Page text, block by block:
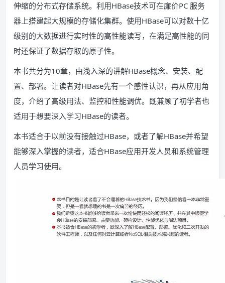
伸缩的分布式存储系统。利用HBase技术可在廉价PC 服务
器上搭建起大规模的存储化集群。使用HBase可以对数十亿
级别的大数据进行实时性的高性能读写，在满足高性能的同
时还保证了数据存取的原子性。
本书共分为10章，由浅入深的讲解HBase概念、安装、配
置、部署。让读者对HBase先有一个感性认识，再从应用角
度，介绍了高级用法、监控和性能调优。既兼顾了初学者也
适用于想要深入学习HBase的读者。
本书适合于以前没有接触过HBase，或者了解HBase并希望
能够深入掌握的读者，适合HBase应用开发人员和系统管理
人员学习使用。